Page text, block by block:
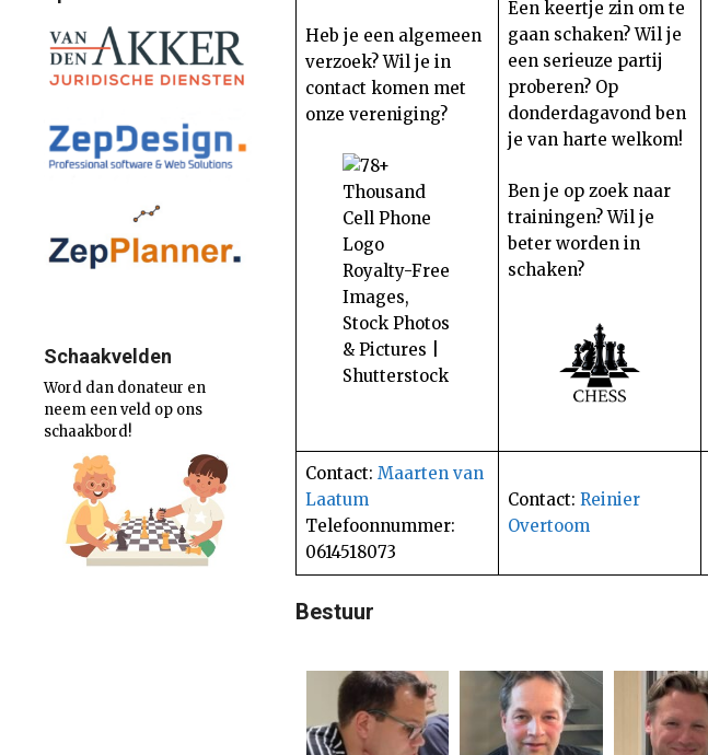
Heb je een algemeen
verzoek? Wil je in
contact komen met
onze vereniging?
Een keertje zin om te
gaan schaken? Wil je
een serieuze partij
proberen? Op
donderdagavond ben
je van harte welkom!
Ben je op zoek naar
trainingen? Wil je
beter worden in
schaken?
Contact: Maarten van
Laatum
Telefoonnummer:
0614518073
Contact: Reinier
Overtoom
Bestuur
Schaakvelden
Word dan donateur en
neem een veld op ons
schaakbord!